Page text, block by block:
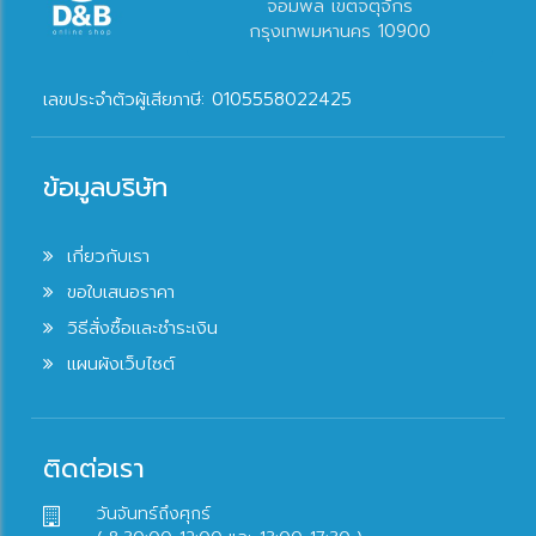
จอมพล เขตจตุจักร
กรุงเทพมหานคร 10900
เลขประจำตัวผู้เสียภาษี: 0105558022425
ข้อมูลบริษัท
เกี่ยวกับเรา
ขอใบเสนอราคา
วิธีสั่งซื้อและชำระเงิน
แผนผังเว็บไซต์
ติดต่อเรา
วันจันทร์ถึงศุกร์